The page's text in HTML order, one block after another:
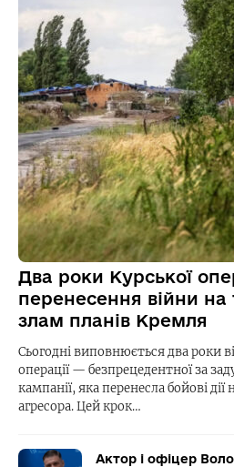
Два роки Курської
перенесення війни
злам планів Кремля
Сьогодні виповнюється два роки
операції — безпрецедентної за
кампанії, яка перенесла бойові
агресора. Цей крок…
Актор і офіцер